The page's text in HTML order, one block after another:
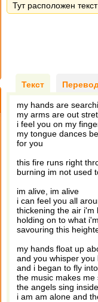
Тут расположен
Текст
my hands are
my arms are out
i feel you on my
my tongue dances
for you
this fire runs right
burning im not used
im alive, im alive
i can feel you all
thickening the air i'm
holding on to what
savouring this
my hands float up
and you whisper you
and i began to fly
the music makes me
the angels sing
i am am alone and